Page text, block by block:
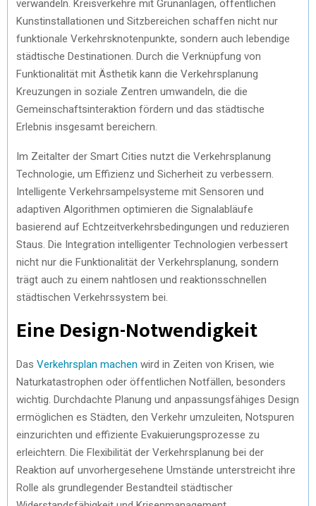
verwandeln. Kreisverkehre mit Grünanlagen, öffentlichen
Kunstinstallationen und Sitzbereichen schaffen nicht nur
funktionale Verkehrsknotenpunkte, sondern auch lebendige
städtische Destinationen. Durch die Verknüpfung von
Funktionalität mit Ästhetik kann die Verkehrsplanung
Kreuzungen in soziale Zentren umwandeln, die die
Gemeinschaftsinteraktion fördern und das städtische
Erlebnis insgesamt bereichern.
Im Zeitalter der Smart Cities nutzt die Verkehrsplanung
Technologie, um Effizienz und Sicherheit zu verbessern.
Intelligente Verkehrsampelsysteme mit Sensoren und
adaptiven Algorithmen optimieren die Signalabläufe
basierend auf Echtzeitverkehrsbedingungen und reduzieren
Staus. Die Integration intelligenter Technologien verbessert
nicht nur die Funktionalität der Verkehrsplanung, sondern
trägt auch zu einem nahtlosen und reaktionsschnellen
städtischen Verkehrssystem bei.
Eine Design-Notwendigkeit
Das Verkehrsplan machen wird in Zeiten von Krisen, wie
Naturkatastrophen oder öffentlichen Notfällen, besonders
wichtig. Durchdachte Planung und anpassungsfähiges Design
ermöglichen es Städten, den Verkehr umzuleiten, Notspuren
einzurichten und effiziente Evakuierungsprozesse zu
erleichtern. Die Flexibilität der Verkehrsplanung bei der
Reaktion auf unvorhergesehene Umstände unterstreicht ihre
Rolle als grundlegender Bestandteil städtischer